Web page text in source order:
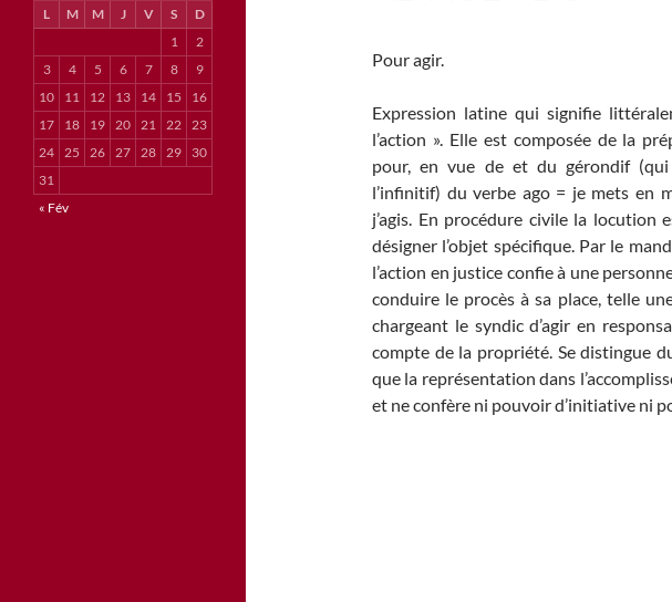
Pour agir.
Expression latine qui signifie
l’action ». Elle est composée de la
pour, en vue de et du gérondif (qui
l’infinitif) du verbe ago = je mets en
j’agis. En procédure civile la locution
désigner l’objet spécifique. Par le
l’action en justice confie à une
conduire le procès à sa place, telle
chargeant le syndic d’agir en
compte de la propriété. Se distingue
que la représentation dans
et ne confère ni pouvoir d’initiative ni
L M M J V S
D
1
2
3
4 5 6 7 8
9
10
11 12 13 14 15
16
17
18 19 20 21 22 23
24 25 26 27 28 29
30
31
« Fév